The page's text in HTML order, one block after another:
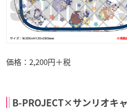
価格：2,200円＋税
B-PROJECT×サンリオキ